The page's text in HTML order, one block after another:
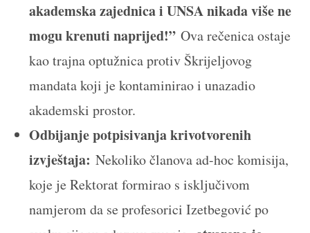
akademska zajednica i UNSA nikada više ne
mogu krenuti naprijed!” Ova rečenica ostaje
kao trajna optužnica protiv Škrijeljovog
mandata koji je kontaminirao i unazadio
akademski prostor.
Odbijanje potpisivanja krivotvorenih
izvještaja: Nekoliko članova ad-hoc komisija,
koje je Rektorat formirao s isključivom
namjerom da se profesorici Izetbegović po